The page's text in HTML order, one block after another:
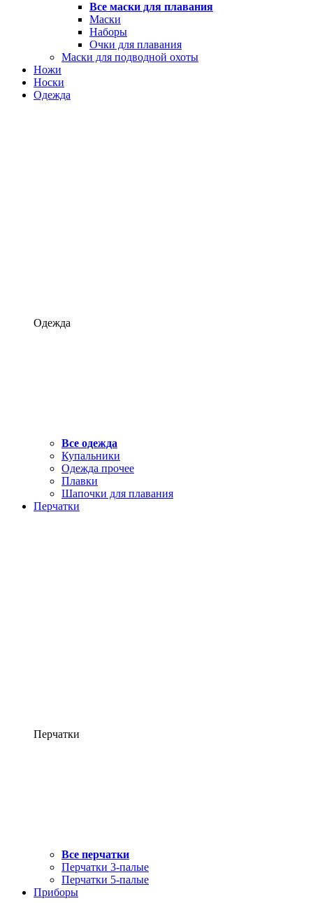
Все маски для плавания
Маски
Наборы
Очки для плавания
Маски для подводной охоты
Ножи
Носки
Одежда
Одежда
Все одежда
Купальники
Одежда прочее
Плавки
Шапочки для плавания
Перчатки
Перчатки
Все перчатки
Перчатки 3-палые
Перчатки 5-палые
Приборы